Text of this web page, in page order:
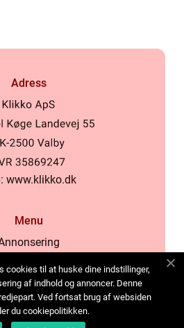
Adress
www.klikko.dk
Menu
Cookies
oss
Sitemap
cookies til at huske dine indstillinger,
af indhold og annoncer. Denne
Ved fortsat brug af websiden
du cookiepolitikken.